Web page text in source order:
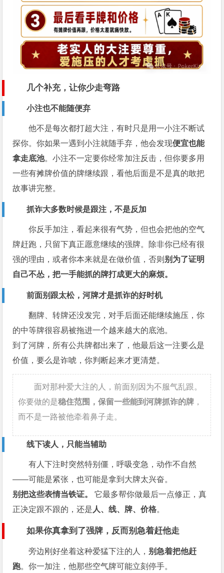
几个补充，让你少走弯路
小注也不能随便弃
他不是每次都打超大注，有时只是用一小注不断试
探你。你如果一遇到小注就随手弃，他会发现便宜也能
拿走底池。小注不一定要你经常加注反击，但你要多用
一些有摊牌价值的牌继续跟，看他后面是不是真的敢把
故事讲完整。
抓诈大多数时候是跟注，不是反加
你反手加注，看起来很有气势，但也会把他的空气
牌赶跑，只留下真正愿意继续的强牌。除非你已经有很
强的理由，或者你本来就是在做价值，否则 别为了证明
自己不怂，把一手能抓的牌打成更大的麻烦。
前面别跟太松，河牌才是抓诈的好时机
翻牌、转牌还没发完，对手后面还能继续施压，你
的中等牌很容易被拖进一个越来越大的底池。
到了河牌，所有公共牌都出来了，他最后这一注要么是
价值，要么是诈唬，你判断起来才更清楚。
面对那种爱大注的人，前面别因为不服气乱跟。
你要做的是稳住范围，保留一些能到河牌抓诈的牌 ，
而不是一路被他牵着鼻子走。
线下读人，只能当辅助
有人下注时突然特别僵，呼吸变急，动作不自然
——可能是紧张，也可能是拿到大牌太兴奋。
别把这些表情当铁证。
它最多帮你做最后一点修正，真
正决定跟不跟的，还是 人、线、牌、价格。
如果你真拿到了强牌，反而别急着赶他走
旁边刚好坐着这种爱猛下注的人， 别急着把他赶
跑。你一加注，他那些空气牌可能立刻停手。